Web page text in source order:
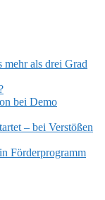
mehr als drei Grad
bei Demo
– bei Verstößen
Förderprogramm